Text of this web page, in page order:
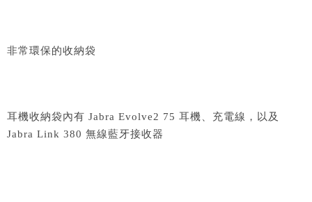
非常環保的收納袋
耳機收納袋內有 Jabra Evolve2 75 耳機、充電線，以及
Jabra Link 380 無線藍牙接收器